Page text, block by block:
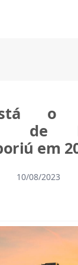
o
de
em
10/08/2023